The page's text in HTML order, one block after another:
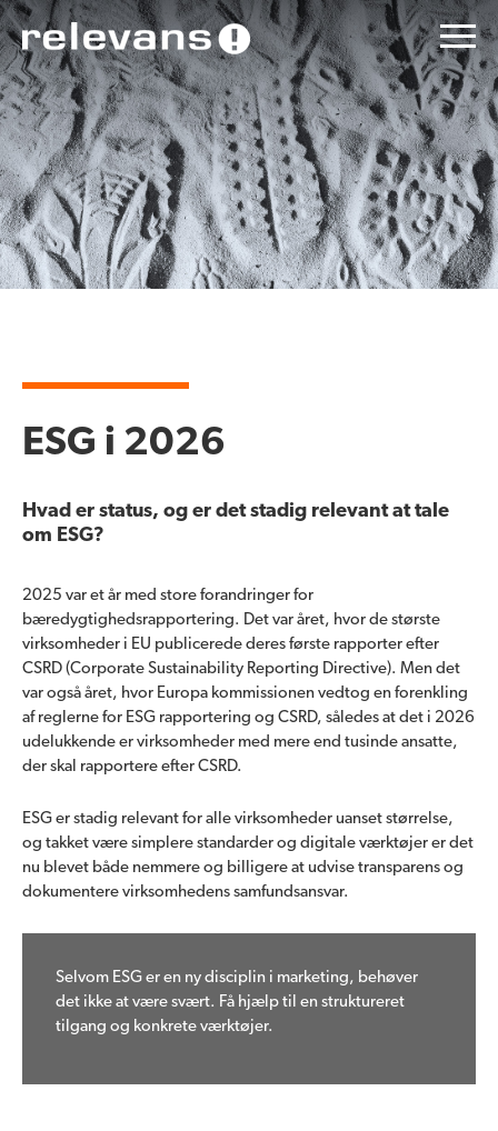
ESG i 2026
Hvad er status, og er det stadig relevant at tale
om ESG?
2025 var et år med store forandringer for
bæredygtighedsrapportering. Det var året, hvor de største
virksomheder i EU publicerede deres første rapporter efter
CSRD (Corporate Sustainability Reporting Directive). Men det
var også året, hvor Europa kommissionen vedtog en forenkling
af reglerne for ESG rapportering og CSRD, således at det i 2026
udelukkende er virksomheder med mere end tusinde ansatte,
der skal rapportere efter CSRD.
ESG er stadig relevant for alle virksomheder uanset størrelse,
og takket være simplere standarder og digitale værktøjer er det
nu blevet både nemmere og billigere at udvise transparens og
dokumentere virksomhedens samfundsansvar.
Selvom ESG er en ny disciplin i marketing, behøver
det ikke at være svært. Få hjælp til en struktureret
tilgang og konkrete værktøjer.